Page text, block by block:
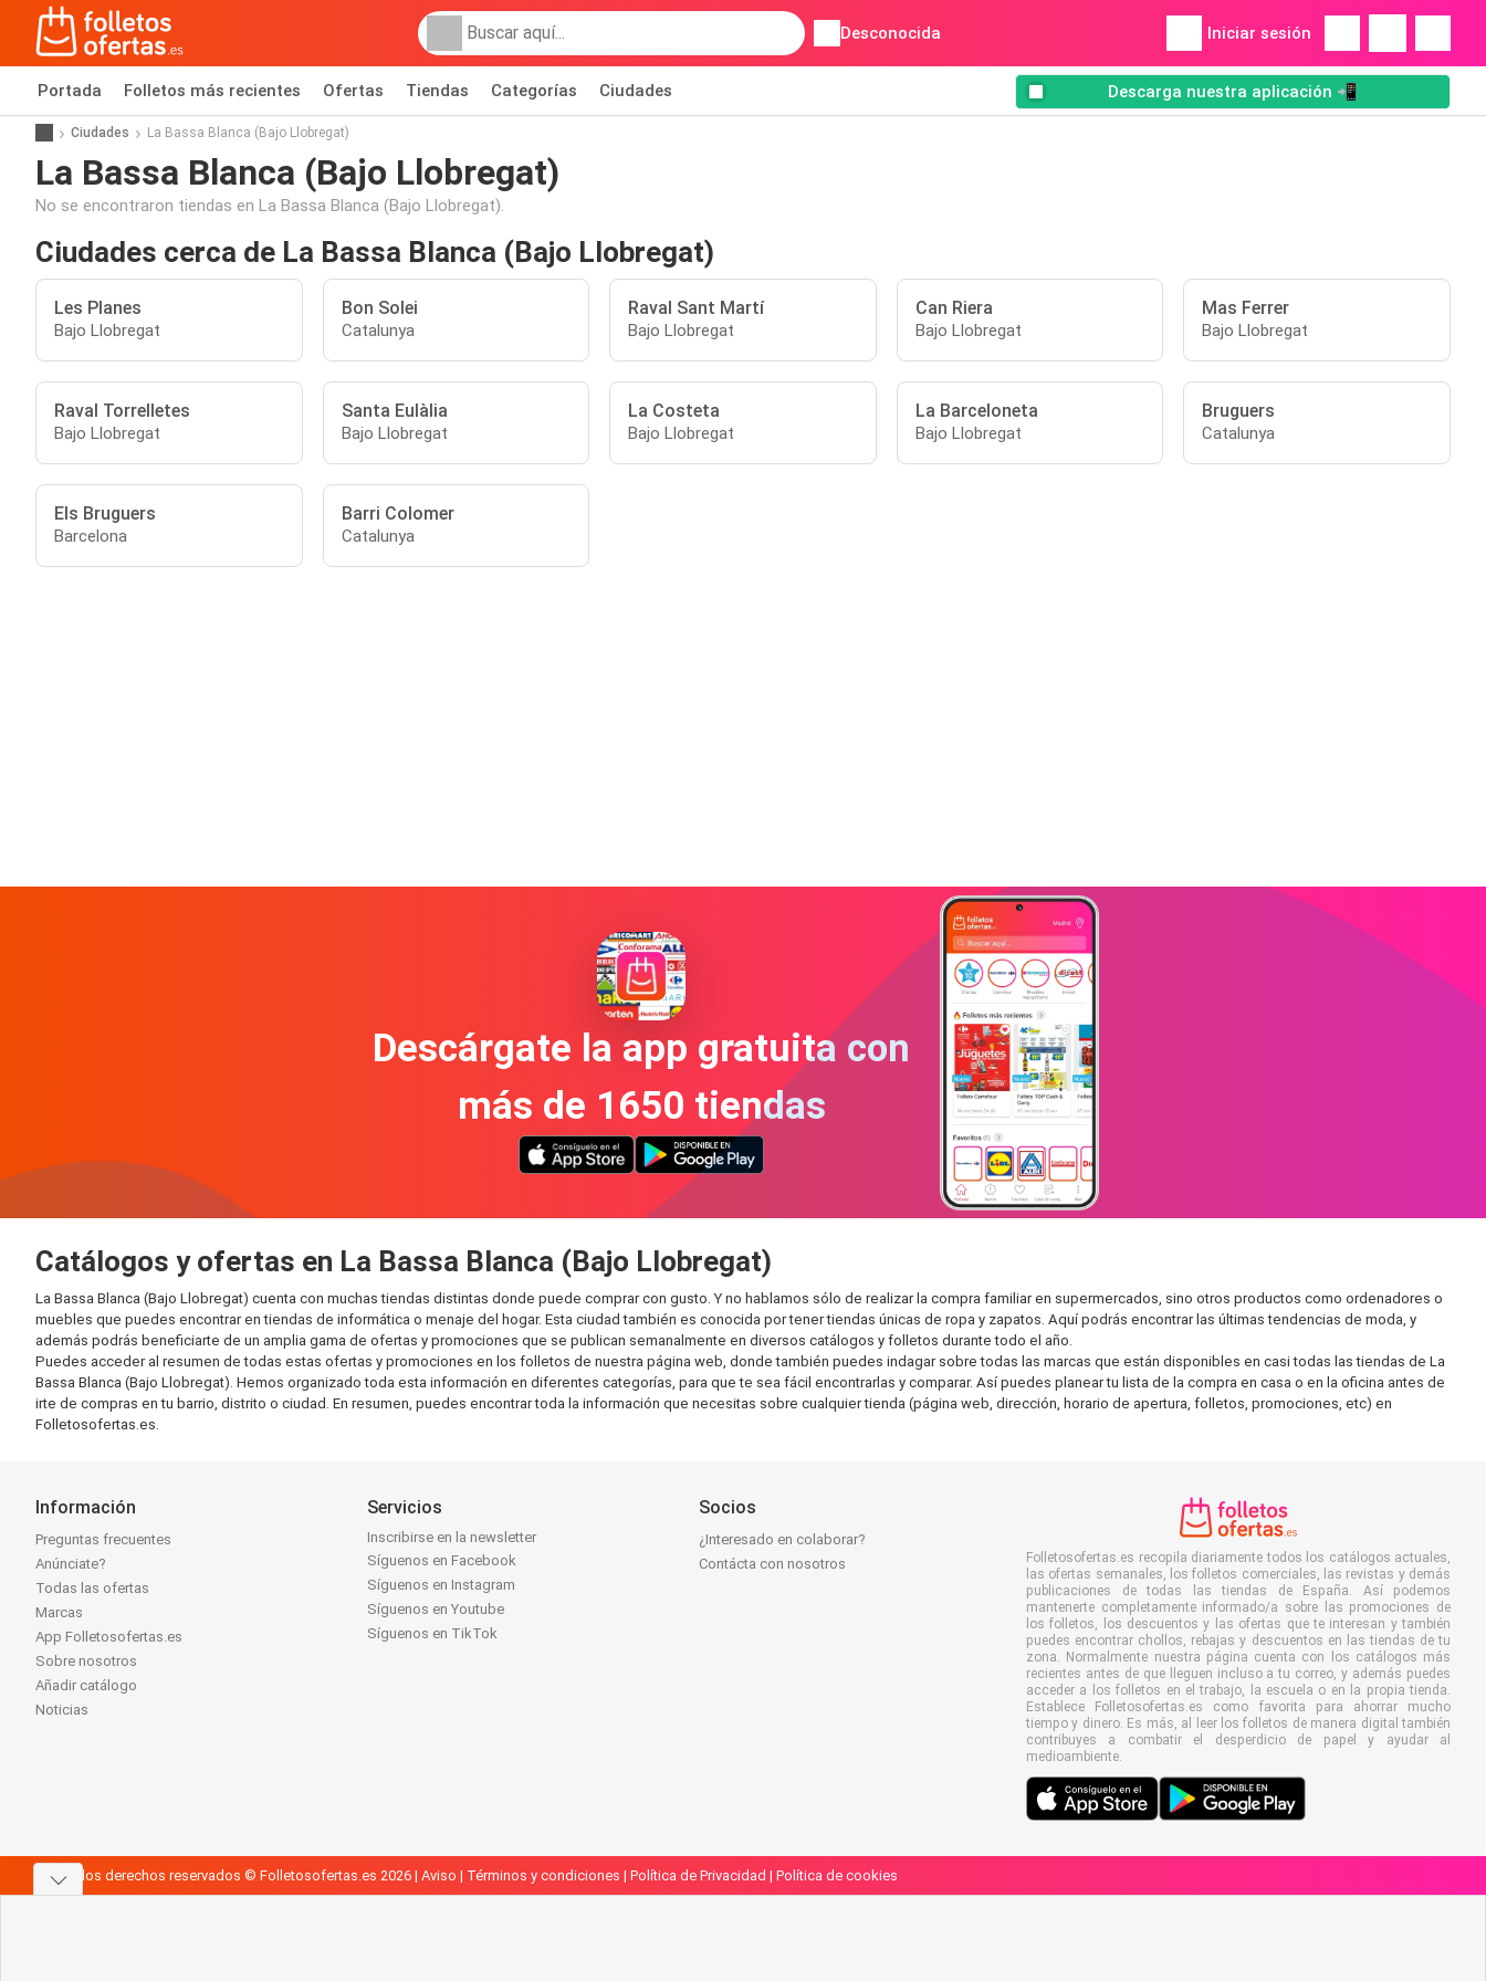
Desconocida Iniciar sesión
Portada Folletos más recientes Ofertas Tiendas Categorías Ciudades Descarga nuestra aplicación 📲
Ciudades La Bassa Blanca (Bajo Llobregat)
La Bassa Blanca (Bajo Llobregat)
No se encontraron tiendas en La Bassa Blanca (Bajo Llobregat).
Ciudades cerca de La Bassa Blanca (Bajo Llobregat)
Les Planes
Bajo Llobregat
Bon Solei
Catalunya
Raval Sant Martí
Bajo Llobregat
Can Riera
Bajo Llobregat
Mas Ferrer
Bajo Llobregat
Raval Torrelletes
Bajo Llobregat
Santa Eulàlia
Bajo Llobregat
La Costeta
Bajo Llobregat
La Barceloneta
Bajo Llobregat
Bruguers
Catalunya
Els Bruguers
Barcelona
Barri Colomer
Catalunya
Descárgate la app gratuita con
más de 1650 tiendas
Catálogos y ofertas en La Bassa Blanca (Bajo Llobregat)
La Bassa Blanca (Bajo Llobregat) cuenta con muchas tiendas distintas donde puede comprar con gusto. Y no hablamos sólo de realizar la compra familiar en supermercados, sino otros productos como ordenadores o
muebles que puedes encontrar en tiendas de informática o menaje del hogar. Esta ciudad también es conocida por tener tiendas únicas de ropa y zapatos. Aquí podrás encontrar las últimas tendencias de moda, y
además podrás beneficiarte de un amplia gama de ofertas y promociones que se publican semanalmente en diversos catálogos y folletos durante todo el año.
Puedes acceder al resumen de todas estas ofertas y promociones en los folletos de nuestra página web, donde también puedes indagar sobre todas las marcas que están disponibles en casi todas las tiendas de La
Bassa Blanca (Bajo Llobregat). Hemos organizado toda esta información en diferentes categorías, para que te sea fácil encontrarlas y comparar. Así puedes planear tu lista de la compra en casa o en la oficina antes de
irte de compras en tu barrio, distrito o ciudad. En resumen, puedes encontrar toda la información que necesitas sobre cualquier tienda (página web, dirección, horario de apertura, folletos, promociones, etc) en
Folletosofertas.es.
Información
Preguntas frecuentes
Anúnciate?
Todas las ofertas
Marcas
App Folletosofertas.es
Sobre nosotros
Añadir catálogo
Noticias
Servicios
Inscribirse en la newsletter
Síguenos en Facebook
Síguenos en Instagram
Síguenos en Youtube
Síguenos en TikTok
Socios
¿Interesado en colaborar?
Contácta con nosotros
Folletosofertas.es recopila diariamente todos los catálogos actuales,
las ofertas semanales, los folletos comerciales, las revistas y demás
publicaciones de todas las tiendas de España. Así podemos
mantenerte completamente informado/a sobre las promociones de
los folletos, los descuentos y las ofertas que te interesan y también
puedes encontrar chollos, rebajas y descuentos en las tiendas de tu
zona. Normalmente nuestra página cuenta con los catálogos más
recientes antes de que lleguen incluso a tu correo, y además puedes
acceder a los folletos en el trabajo, la escuela o en la propia tienda.
Establece Folletosofertas.es como favorita para ahorrar mucho
tiempo y dinero. Es más, al leer los folletos de manera digital también
contribuyes a combatir el desperdicio de papel y ayudar al
medioambiente.
Todos los derechos reservados © Folletosofertas.es 2026 | Aviso | Términos y condiciones | Política de Privacidad | Política de cookies